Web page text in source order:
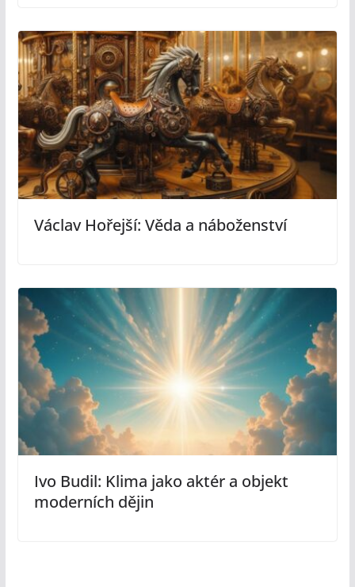
Václav Hořejší: Věda a náboženství
Ivo Budil: Klima jako aktér a objekt
moderních dějin